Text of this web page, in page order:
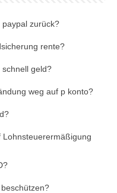
zurück?
rente?
geld?
weg auf p konto?
Lohnsteuerermäßigung